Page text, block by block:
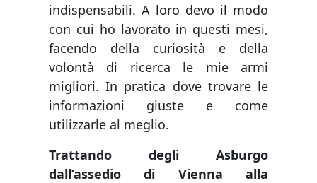
indispensabili. A loro devo il modo
con cui ho lavorato in questi mesi,
facendo della curiosità e della
volontà di ricerca le mie armi
migliori. In pratica dove trovare le
informazioni giuste e come
utilizzarle al meglio.
Trattando degli Asburgo
dall’assedio di Vienna alla